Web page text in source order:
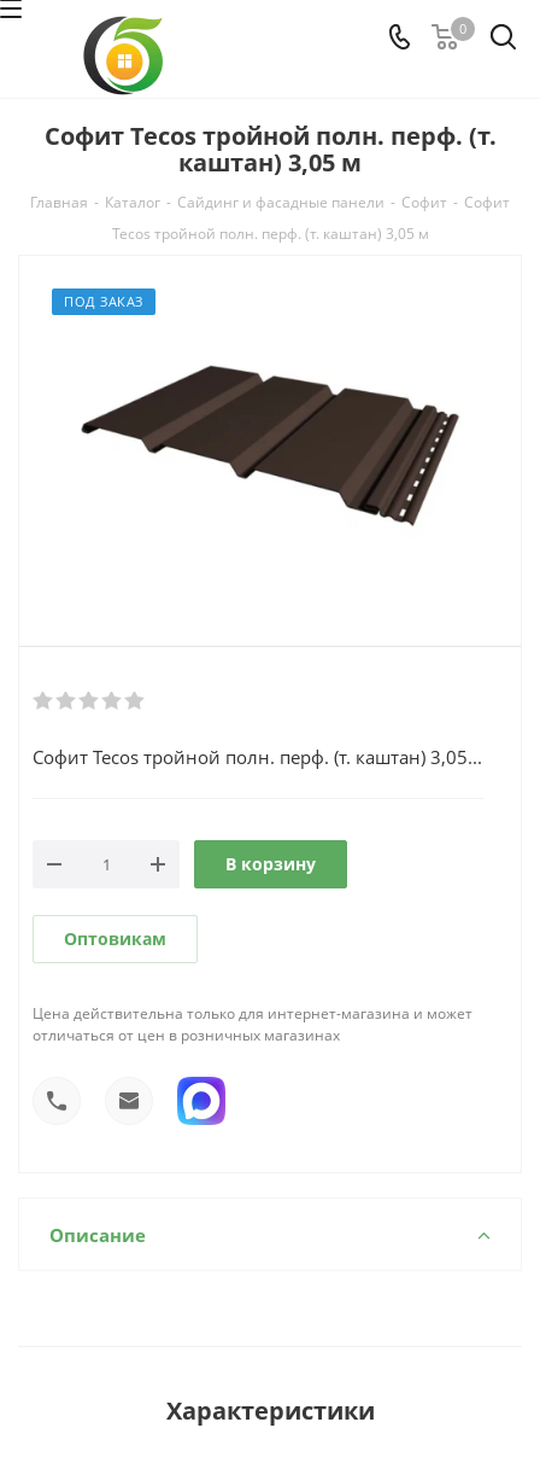
0
Софит Tecos тройной полн. перф. (т.
каштан) 3,05 м
Главная - Каталог - Сайдинг и фасадные панели - Софит - Софит
Tecos тройной полн. перф. (т. каштан) 3,05 м
ПОД ЗАКАЗ
Софит Tecos тройной полн. перф. (т. каштан) 3,05...
В корзину
Оптовикам
Цена действительна только для интернет-магазина и может
отличаться от цен в розничных магазинах
Описание
Характеристики